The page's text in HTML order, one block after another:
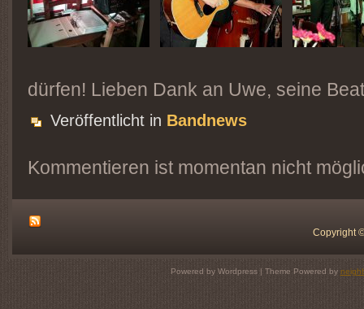
dürfen! Lieben Dank an Uwe, seine
Veröffentlicht in Bandnews
Kommentieren ist momentan nicht
Copyright
Powered by Wordpress | Theme Powered by